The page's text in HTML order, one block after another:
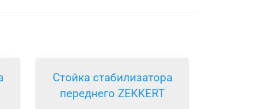
Стойка стабилизатора
переднего ZEKKERT